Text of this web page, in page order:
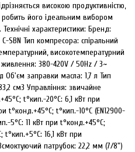
високою продуктивністю,
робить його ідеальним вибором
характеристики: Бренд:
SBN Тип компресора: спіральний
високотемпературний
живлення: 380-420V / 50Hz / 3~
Об'єм заправки масла: 1,7 л Тип
см3 Управління: звичайне
t°кип.-20°С: 6,1 кВт при
t°конд.+45°С; t°кип.-10°С (EN12900-
5°С: 11 кВт при t°конд.+45°С;
t°кип.+5°С: 16,1 кВт при
патрубок: 22,2 мм (7/8")